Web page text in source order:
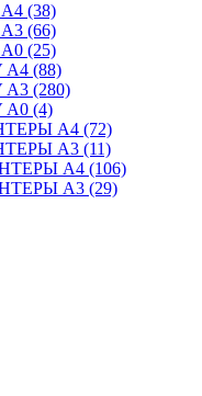
(38)
(66)
(25)
(88)
(280)
(4)
А4 (72)
А3 (11)
А4 (106)
А3 (29)